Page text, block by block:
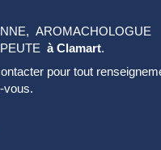
AROMACHOLOGUE
à Clamart.
pour tout
vous.